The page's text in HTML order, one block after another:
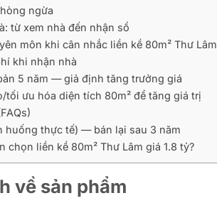
ngừa
từ xem nhà đến nhận sổ
môn khi cân nhắc liền kề 80m² Thư Lâm
khi nhận nhà
5 năm — giả định tăng trưởng giá
tối ưu hóa diện tích 80m² để tăng giá trị
huống thực tế) — bán lại sau 3 năm
chọn liền kề 80m² Thư Lâm giá 1.8 tỷ?
về sản phẩm